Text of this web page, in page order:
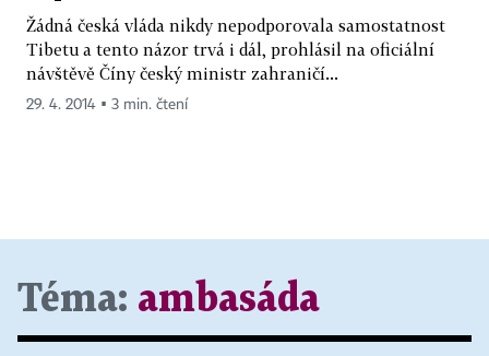
Žádná česká vláda nikdy nepodporovala samostatnost
Tibetu a tento názor trvá i dál, prohlásil na oficiální
návštěvě Číny český ministr zahraničí...
29. 4. 2014 ▪ 3 min. čtení
Téma: ambasáda